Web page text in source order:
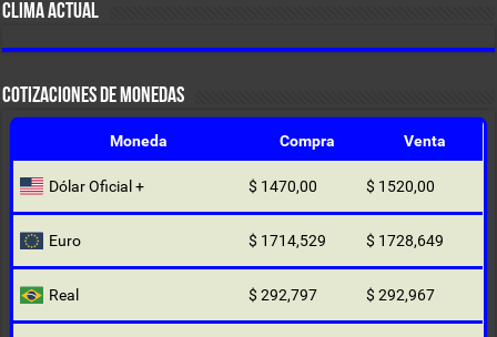
CLIMA ACTUAL
COTIZACIONES DE MONEDAS
Moneda Compra Venta
Dólar Oficial + $ 1470,00 $ 1520,00
Euro $ 1714,529 $ 1728,649
Real $ 292,797 $ 292,967